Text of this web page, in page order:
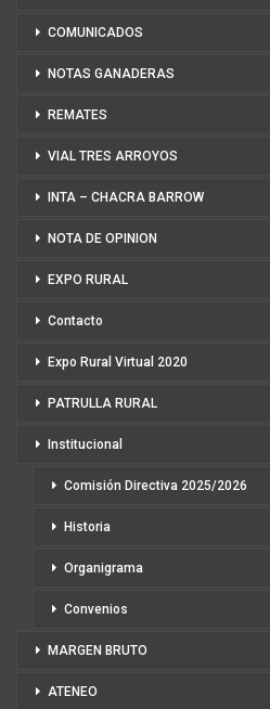
COMUNICADOS
NOTAS GANADERAS
REMATES
VIAL TRES ARROYOS
INTA – CHACRA BARROW
NOTA DE OPINION
EXPO RURAL
Contacto
Expo Rural Virtual 2020
PATRULLA RURAL
Institucional
Comisión Directiva 2025/2026
Historia
Organigrama
Convenios
MARGEN BRUTO
ATENEO